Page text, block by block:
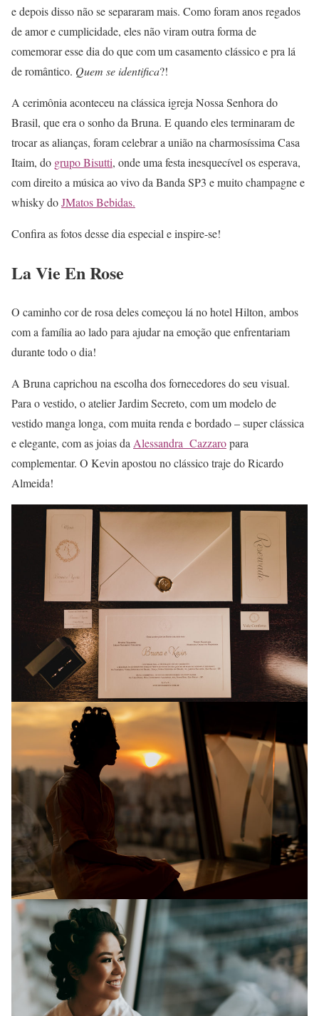
e depois disso não se separaram mais. Como foram anos regados
de amor e cumplicidade, eles não viram outra forma de
comemorar esse dia do que com um casamento clássico e pra lá
de romântico. Quem se identifica?!
A cerimônia aconteceu na clássica igreja Nossa Senhora do
Brasil, que era o sonho da Bruna. E quando eles terminaram de
trocar as alianças, foram celebrar a união na charmosíssima Casa
Itaim, do grupo Bisutti, onde uma festa inesquecível os esperava,
com direito a música ao vivo da Banda SP3 e muito champagne e
whisky doJMatos Bebidas.
Confira as fotos desse dia especial e inspire-se!
La Vie En Rose
O caminho cor de rosa deles começou lá no hotel Hilton, ambos
com a família ao lado para ajudar na emoção que enfrentariam
durante todo o dia!
A Bruna caprichou na escolha dos fornecedores do seu visual.
Para o vestido, o atelier Jardim Secreto, com um modelo de
vestido manga longa, com muita renda e bordado – super clássica
e elegante, com as joias da Alessandra Cazzaropara
complementar. O Kevin apostou no clássico traje do Ricardo
Almeida!